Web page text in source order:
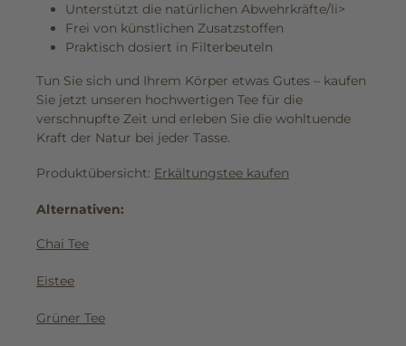
Unterstützt die natürlichen Abwehrkräfte/li>
Frei von künstlichen Zusatzstoffen
Praktisch dosiert in Filterbeuteln
Tun Sie sich und Ihrem Körper etwas Gutes – kaufen
Sie jetzt unseren hochwertigen Tee für die
verschnupfte Zeit und erleben Sie die wohltuende
Kraft der Natur bei jeder Tasse.
Produktübersicht: Erkältungstee kaufen
Alternativen:
Chai Tee
Eistee
Grüner Tee